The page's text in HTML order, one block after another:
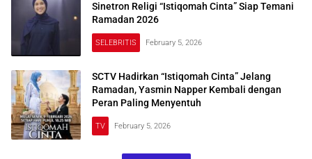
Sinetron Religi “Istiqomah Cinta” Siap Temani
Ramadan 2026
SELEBRITIS February 5, 2026
SCTV Hadirkan “Istiqomah Cinta” Jelang
Ramadan, Yasmin Napper Kembali dengan
Peran Paling Menyentuh
TV February 5, 2026